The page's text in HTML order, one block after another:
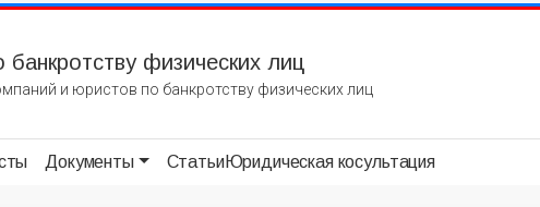
банкротству физических лиц
и юристов по банкротству физических лиц
Документы СтатьиЮридическая косультация